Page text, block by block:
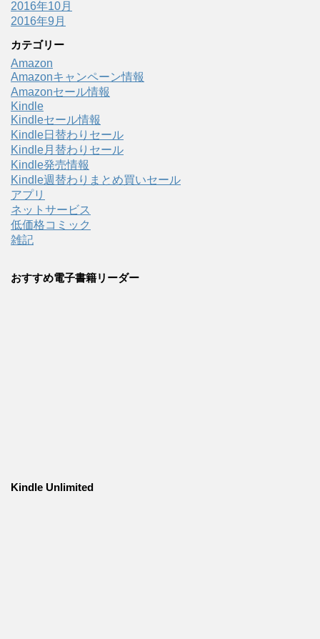
2016年10月
2016年9月
カテゴリー
Amazon
Amazonキャンペーン情報
Amazonセール情報
Kindle
Kindleセール情報
Kindle日替わりセール
Kindle月替わりセール
Kindle発売情報
Kindle週替わりまとめ買いセール
アプリ
ネットサービス
低価格コミック
雑記
おすすめ電子書籍リーダー
Kindle Unlimited